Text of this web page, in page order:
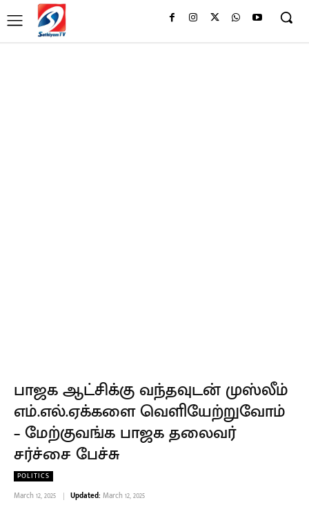
பாஜக ஆட்சிக்கு வந்தவுடன் முஸ்லீம்
எம்.எல்.ஏக்களை வெளியேற்றுவோம்
– மேற்குவங்க பாஜக தலைவர்
சர்ச்சை பேச்சு
POLITICS
March 12, 2025 Updated: March 12, 2025